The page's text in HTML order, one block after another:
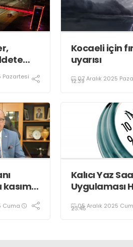
Pazartesi
Kocaeli için
uyarısı
07 Aralık 2025
12:39
Cuma
Kalıcı Yaz
Uygulaması
Ediyor!
05 Aralık 2025
23:45